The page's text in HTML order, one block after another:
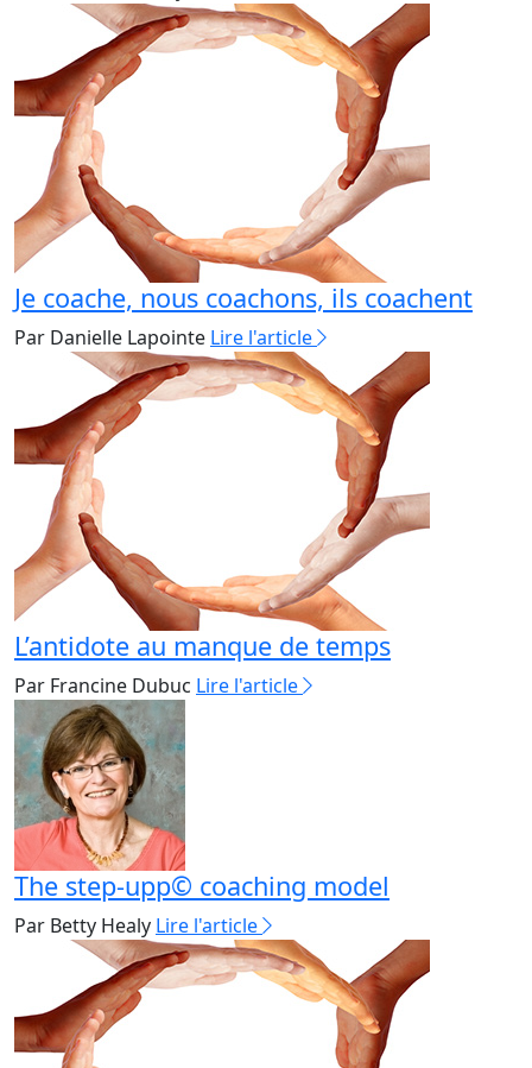
Je coache, nous coachons, ils coachent
Par Danielle Lapointe Lire l'article
L’antidote au manque de temps
Par Francine Dubuc Lire l'article
The step-upp© coaching model
Par Betty Healy Lire l'article